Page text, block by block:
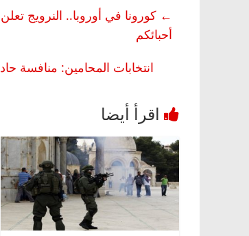
← كورونا في أوروبا.. النرويج
أحبائكم
انتخابات المحامين: منافسة